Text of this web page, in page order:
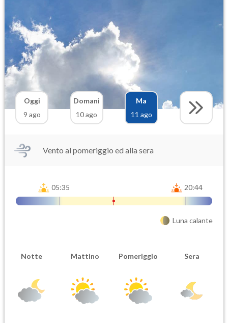
Oggi
9 ago
Domani
10 ago
Ma
11 ago
Vento al pomeriggio ed alla sera
05:35 20:44
Luna calante
Notte Mattino Pomeriggio Sera